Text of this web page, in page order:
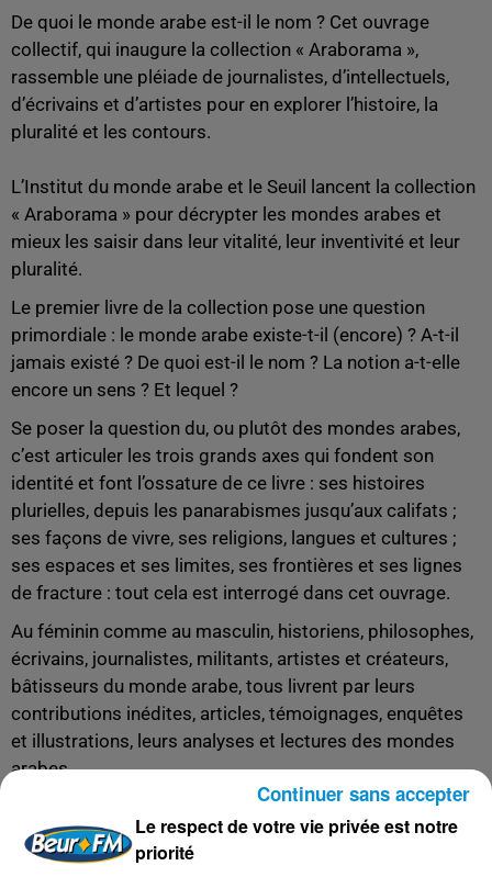
De quoi le monde arabe est-il le nom ? Cet ouvrage
collectif, qui inaugure la collection « Araborama »,
rassemble une pléiade de journalistes, d’intellectuels,
d’écrivains et d’artistes pour en explorer l’histoire, la
pluralité et les contours.
L’Institut du monde arabe et le Seuil lancent la collection
« Araborama » pour décrypter les mondes arabes et
mieux les saisir dans leur vitalité, leur inventivité et leur
pluralité.
Le premier livre de la collection pose une question
primordiale : le monde arabe existe-t-il (encore) ? A-t-il
jamais existé ? De quoi est-il le nom ? La notion a-t-elle
encore un sens ? Et lequel ?
Se poser la question du, ou plutôt des mondes arabes,
c’est articuler les trois grands axes qui fondent son
identité et font l’ossature de ce livre : ses histoires
plurielles, depuis les panarabismes jusqu’aux califats ;
ses façons de vivre, ses religions, langues et cultures ;
ses espaces et ses limites, ses frontières et ses lignes
de fracture : tout cela est interrogé dans cet ouvrage.
Au féminin comme au masculin, historiens, philosophes,
écrivains, journalistes, militants, artistes et créateurs,
bâtisseurs du monde arabe, tous livrent par leurs
contributions inédites, articles, témoignages, enquêtes
et illustrations, leurs analyses et lectures des mondes
arabes.
Une publication qui associe les spécialistes,
intellectuels, artistes et acteurs des mondes arabes,
parmi lesquels Nabil Ayouch, Christophe Ayad, Bertrand
Le respect de votre vie privée est notre
priorité
Continuer sans accepter